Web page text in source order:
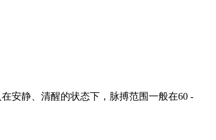
安静、清醒的状态下，脉搏范围一般在60 -